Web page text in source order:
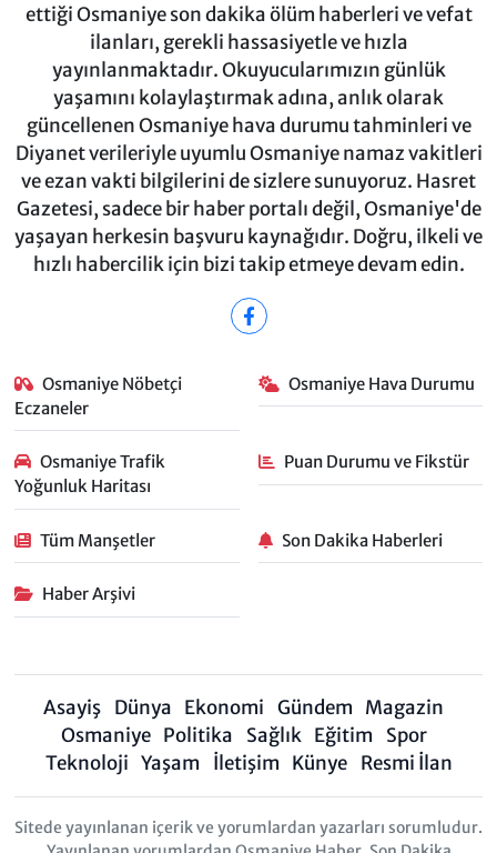
ettiği Osmaniye son dakika ölüm haberleri ve vefat
ilanları, gerekli hassasiyetle ve hızla
yayınlanmaktadır. Okuyucularımızın günlük
yaşamını kolaylaştırmak adına, anlık olarak
güncellenen Osmaniye hava durumu tahminleri ve
Diyanet verileriyle uyumlu Osmaniye namaz vakitleri
ve ezan vakti bilgilerini de sizlere sunuyoruz. Hasret
Gazetesi, sadece bir haber portalı değil, Osmaniye'de
yaşayan herkesin başvuru kaynağıdır. Doğru, ilkeli ve
hızlı habercilik için bizi takip etmeye devam edin.
Osmaniye Nöbetçi
Eczaneler
Osmaniye Hava Durumu
Osmaniye Trafik
Yoğunluk Haritası
Puan Durumu ve Fikstür
Tüm Manşetler Son Dakika Haberleri
Haber Arşivi
Asayiş Dünya Ekonomi Gündem Magazin
Osmaniye Politika Sağlık Eğitim
Spor
Teknoloji Yaşam İletişim Künye Resmi İlan
Sitede yayınlanan içerik ve yorumlardan yazarları sorumludur.